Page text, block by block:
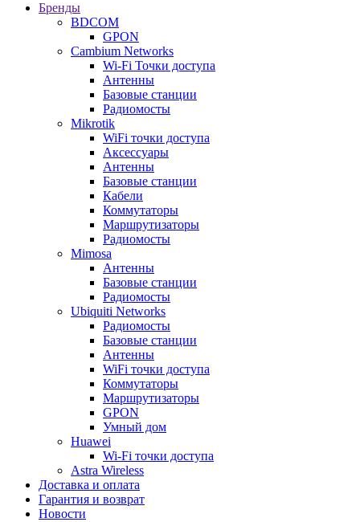
Бренды
BDCOM
GPON
Cambium Networks
Wi-Fi Точки доступа
Антенны
Базовые станции
Радиомосты
Mikrotik
WiFi точки доступа
Аксессуары
Антенны
Базовые станции
Кабели
Коммутаторы
Маршрутизаторы
Радиомосты
Mimosa
Антенны
Базовые станции
Радиомосты
Ubiquiti Networks
Радиомосты
Базовые станции
Антенны
WiFi точки доступа
Коммутаторы
Маршрутизаторы
GPON
Умный дом
Huawei
Wi-Fi точки доступа
Astra Wireless
Доставка и оплата
Гарантия и возврат
Новости